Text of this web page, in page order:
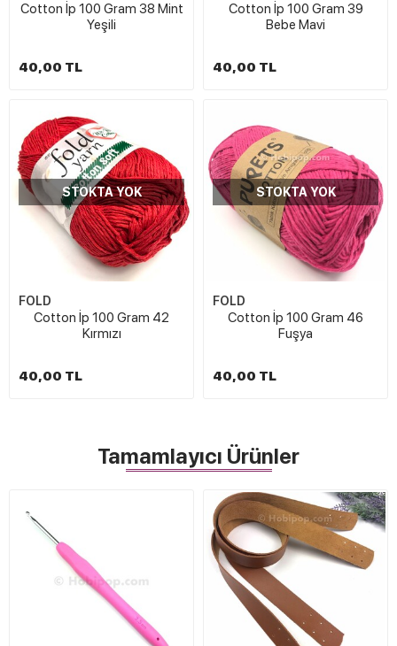
Cotton İp 100 Gram 38 Mint
Yeşili
40,00 TL
Cotton İp 100 Gram 39
Bebe Mavi
40,00 TL
STOKTA YOK
FOLD
Cotton İp 100 Gram 42
Kırmızı
40,00 TL
STOKTA YOK
FOLD
Cotton İp 100 Gram 46
Fuşya
40,00 TL
Tamamlayıcı Ürünler